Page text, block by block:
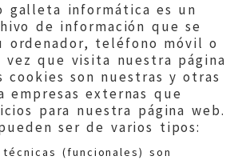
galleta informática es un
de información que se
ordenador, teléfono móvil o
vez que visita nuestra página
cookies son nuestras y otras
empresas externas que
para nuestra página web.
ser de varios tipos:
(funcionales) son